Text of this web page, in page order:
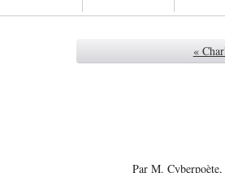
«
Par M. Cyberpoète,